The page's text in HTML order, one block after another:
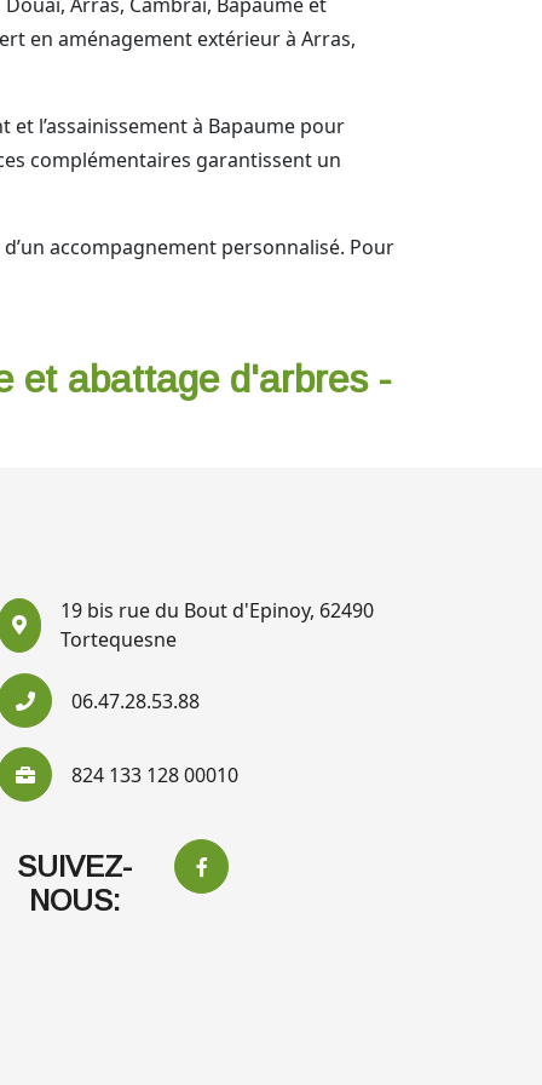
en aménagement extérieur à Arras,
l’assainissement à Bapaume pour
complémentaires garantissent un
accompagnement personnalisé. Pour
et abattage d'arbres -
19 bis rue du Bout d'Epinoy, 62490
Tortequesne
06.47.28.53.88
824 133 128 00010
SUIVEZ-
NOUS: